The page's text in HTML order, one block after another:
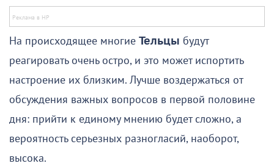
На происходящее многие Тельцы будут
реагировать очень остро, и это может испортить
настроение их близким. Лучше воздержаться от
обсуждения важных вопросов в первой половине
дня: прийти к единому мнению будет сложно, а
вероятность серьезных разногласий, наоборот,
высока.